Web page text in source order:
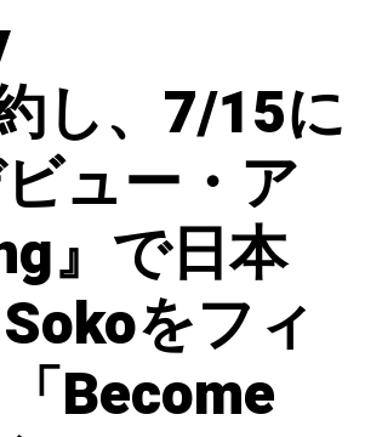
し、7/15に
ュー・ア
』で日本
をフィ
Become